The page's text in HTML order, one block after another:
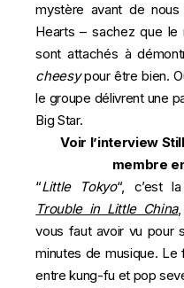
mystère avant de
Hearts – sachez que
sont attachés à
cheesypour être bien.
le groupe délivrent une
Big Star.
Voir l’interview
membre
“Little Tokyo“, c’est
Trouble in Little China
vous faut avoir vu pour
minutes de musique. Le
entre kung-fu et pop